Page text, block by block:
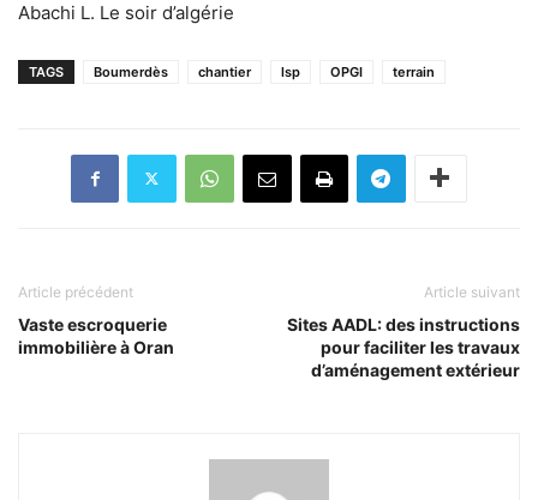
Abachi L. Le soir d’algérie
TAGS Boumerdès chantier lsp OPGI terrain
Article précédent
Vaste escroquerie
immobilière à Oran
Article suivant
Sites AADL: des instructions
pour faciliter les travaux
d’aménagement extérieur